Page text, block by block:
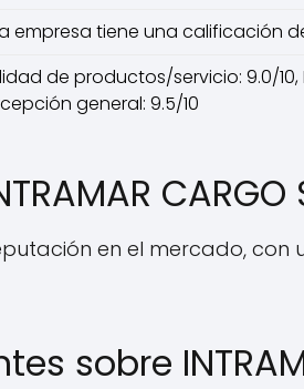
empresa tiene una calificación
de productos/servicio: 9.0/10,
general: 9.5/10
CARGO
en el mercado,
sobre